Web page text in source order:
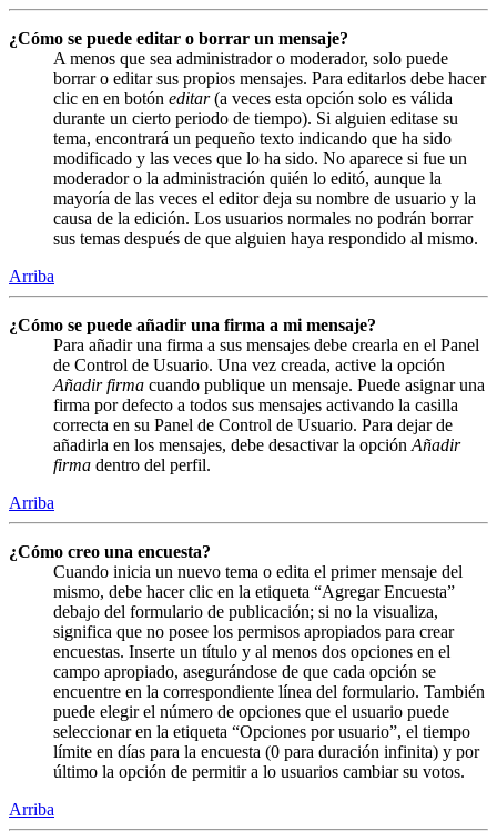
¿Cómo se puede editar o borrar un mensaje?
A menos que sea administrador o moderador, solo puede
borrar o editar sus propios mensajes. Para editarlos debe hacer
clic en en botón editar(a veces esta opción solo es válida
durante un cierto periodo de tiempo). Si alguien editase su
tema, encontrará un pequeño texto indicando que ha sido
modificado y las veces que lo ha sido. No aparece si fue un
moderador o la administración quién lo editó, aunque la
mayoría de las veces el editor deja su nombre de usuario y la
causa de la edición. Los usuarios normales no podrán borrar
sus temas después de que alguien haya respondido al mismo.
Arriba
¿Cómo se puede añadir una firma a mi mensaje?
Para añadir una firma a sus mensajes debe crearla en el Panel
de Control de Usuario. Una vez creada, active la opción
Añadir firma cuando publique un mensaje. Puede asignar una
firma por defecto a todos sus mensajes activando la casilla
correcta en su Panel de Control de Usuario. Para dejar de
añadirla en los mensajes, debe desactivar la opción Añadir
firma dentro del perfil.
Arriba
¿Cómo creo una encuesta?
Cuando inicia un nuevo tema o edita el primer mensaje del
mismo, debe hacer clic en la etiqueta “Agregar Encuesta”
debajo del formulario de publicación; si no la visualiza,
significa que no posee los permisos apropiados para crear
encuestas. Inserte un título y al menos dos opciones en el
campo apropiado, asegurándose de que cada opción se
encuentre en la correspondiente línea del formulario. También
puede elegir el número de opciones que el usuario puede
seleccionar en la etiqueta “Opciones por usuario”, el tiempo
límite en días para la encuesta (0 para duración infinita) y por
último la opción de permitir a lo usuarios cambiar su votos.
Arriba